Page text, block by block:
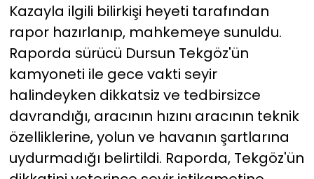
Kazayla ilgili bilirkişi heyeti tarafından
rapor hazırlanıp, mahkemeye sunuldu.
Raporda sürücü Dursun Tekgöz'ün
kamyoneti ile gece vakti seyir
halindeyken dikkatsiz ve tedbirsizce
davrandığı, aracının hızını aracının teknik
özelliklerine, yolun ve havanın şartlarına
uydurmadığı belirtildi. Raporda, Tekgöz'ün